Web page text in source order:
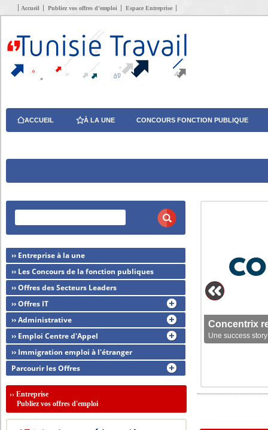
Accueil Publiez vos offres d’emploi Espace Entreprise
ACCUEIL À LA UNE CONCOURS FONCTION PUBLIQUE
Concentrix
Une success
›› Entreprise à la une
›› Les Concours de la fonction publiques
›› Offres des Secteurs Leaders
›› Offres IT
›› Administrative
›› Emploi Centre d'Appel
›› Immigration emploi à l'étranger
Parcourir les Offres
››Entreprise
Publiez vos offres d'emploi